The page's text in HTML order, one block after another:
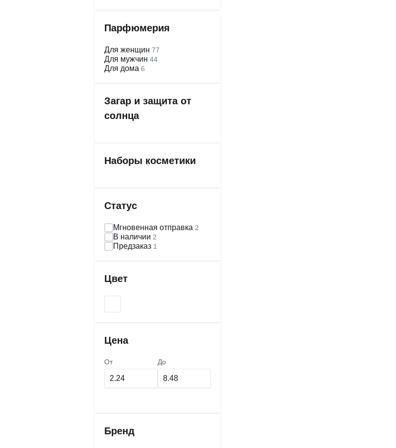
Парфюмерия
Для женщин 77
Для мужчин 44
Для дома 6
Загар и защита от
солнца
Наборы косметики
Статус
Мгновенная отправка 2
В наличии 2
Предзаказ 1
Цвет
Цена
От До
Бренд